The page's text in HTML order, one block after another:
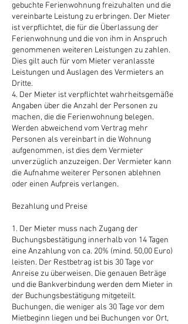
gebuchte Ferienwohnung freizuhalten und die
vereinbarte Leistung zu erbringen. Der Mieter
ist verpflichtet, die für die Überlassung der
Ferienwohnung und die von ihm in Anspruch
genommenen weiteren Leistungen zu zahlen.
Dies gilt auch für vom Mieter veranlasste
Leistungen und Auslagen des Vermieters an
Dritte.
4. Der Mieter ist verpflichtet wahrheitsgemäße
Angaben über die Anzahl der Personen zu
machen, die die Ferienwohnung belegen.
Werden abweichend vom Vertrag mehr
Personen als vereinbart in die Wohnung
aufgenommen, ist dies dem Vermieter
unverzüglich anzuzeigen. Der Vermieter kann
die Aufnahme weiterer Personen ablehnen
oder einen Aufpreis verlangen.
Bezahlung und Preise
1. Der Mieter muss nach Zugang der
Buchungsbestätigung innerhalb von 14 Tagen
eine Anzahlung von ca. 20% (mind. 50,00 Euro)
leisten. Der Restbetrag ist bis 30 Tage vor
Anreise zu überweisen. Die genauen Beträge
und die Bankverbindung werden dem Mieter in
der Buchungsbestätigung mitgeteilt.
Buchungen, die weniger als 30 Tage vor dem
Mietbeginn liegen und bei Buchungen vor Ort,